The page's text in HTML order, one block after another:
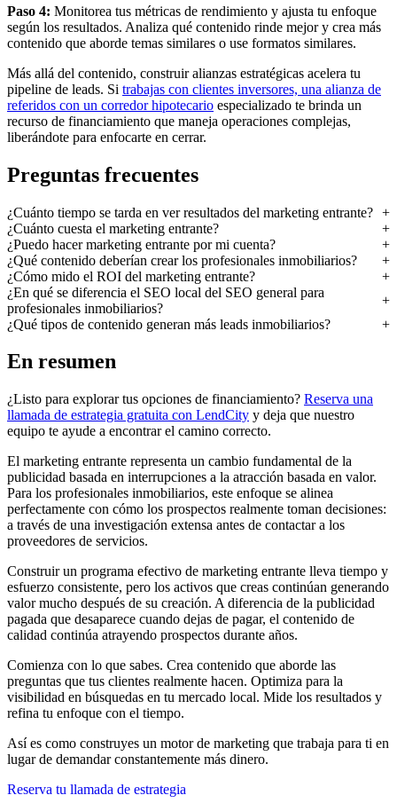
Paso 4: Monitorea tus métricas de rendimiento y ajusta tu enfoque
según los resultados. Analiza qué contenido rinde mejor y crea más
contenido que aborde temas similares o use formatos similares.
Más allá del contenido, construir alianzas estratégicas acelera tu
pipeline de leads. Si trabajas con clientes inversores, una alianza de
referidos con un corredor hipotecario especializado te brinda un
recurso de financiamiento que maneja operaciones complejas,
liberándote para enfocarte en cerrar.
Preguntas frecuentes
¿Cuánto tiempo se tarda en ver resultados del marketing entrante?
¿Cuánto cuesta el marketing entrante?
¿Puedo hacer marketing entrante por mi cuenta?
¿Qué contenido deberían crear los profesionales inmobiliarios?
¿Cómo mido el ROI del marketing entrante?
¿En qué se diferencia el SEO local del SEO general para
profesionales inmobiliarios?
¿Qué tipos de contenido generan más leads inmobiliarios?
En resumen
¿Listo para explorar tus opciones de financiamiento? Reserva una
llamada de estrategia gratuita con LendCity y deja que nuestro
equipo te ayude a encontrar el camino correcto.
El marketing entrante representa un cambio fundamental de la
publicidad basada en interrupciones a la atracción basada en valor.
Para los profesionales inmobiliarios, este enfoque se alinea
perfectamente con cómo los prospectos realmente toman decisiones:
a través de una investigación extensa antes de contactar a los
proveedores de servicios.
Construir un programa efectivo de marketing entrante lleva tiempo y
esfuerzo consistente, pero los activos que creas continúan generando
valor mucho después de su creación. A diferencia de la publicidad
pagada que desaparece cuando dejas de pagar, el contenido de
calidad continúa atrayendo prospectos durante años.
Comienza con lo que sabes. Crea contenido que aborde las
preguntas que tus clientes realmente hacen. Optimiza para la
visibilidad en búsquedas en tu mercado local. Mide los resultados y
refina tu enfoque con el tiempo.
Así es como construyes un motor de marketing que trabaja para ti en
lugar de demandar constantemente más dinero.
Reserva tu llamada de estrategia